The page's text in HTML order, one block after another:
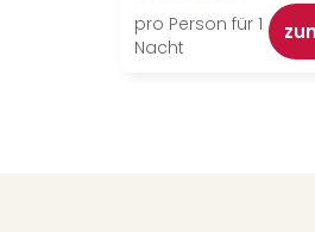
pro Person für 1
Nacht